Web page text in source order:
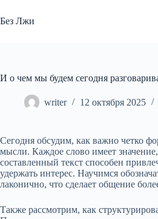
к
сути
Без Лжи
И о чем мы будем сегодня
writer 12 октября 2025
Сегодня обсудим, как важно четко
мысли. Каждое слово имеет
составленный текст способен
удержать интерес. Научимся
лаконично, что сделает общение
Также рассмотрим, как